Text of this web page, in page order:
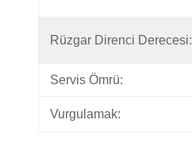
Rüzgar Direnci Derecesi:
Servis Ömrü:
Vurgulamak: